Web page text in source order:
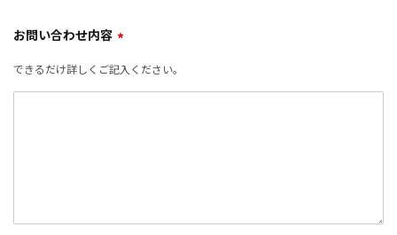
お問い合わせ内容 *
できるだけ詳しくご記入ください。